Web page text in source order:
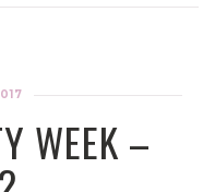
WEEK –